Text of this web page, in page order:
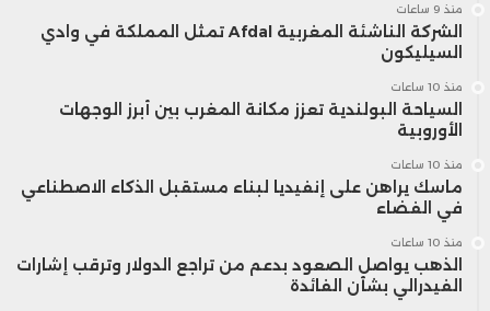
منذ 9 ساعات
الشركة الناشئة المغربية Afdal تمثل المملكة في وادي
السيليكون
منذ 10 ساعات
السياحة البولندية تعزز مكانة المغرب بين أبرز الوجهات
الأوروبية
منذ 10 ساعات
ماسك يراهن على إنفيديا لبناء مستقبل الذكاء الاصطناعي
في الفضاء
منذ 10 ساعات
الذهب يواصل الصعود بدعم من تراجع الدولار وترقب إشارات
الفيدرالي بشأن الفائدة